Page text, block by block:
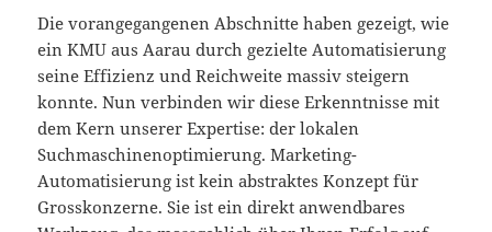
Die vorangegangenen Abschnitte haben gezeigt, wie
ein KMU aus Aarau durch gezielte Automatisierung
seine Effizienz und Reichweite massiv steigern
konnte. Nun verbinden wir diese Erkenntnisse mit
dem Kern unserer Expertise: der lokalen
Suchmaschinenoptimierung. Marketing-
Automatisierung ist kein abstraktes Konzept für
Grosskonzerne. Sie ist ein direkt anwendbares